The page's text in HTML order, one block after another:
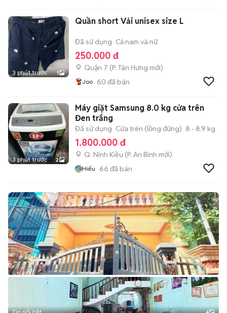
3 phút trước 1
Quần short Vải unisex size L
Đã sử dụng Cả nam và nữ
250.000 đ
Quận 7 (P. Tân Hưng mới)
Joo 60 đã bán
3 phút trước 2
Máy giặt Samsung 8.0 kg cửa trên
Đen trắng
Đã sử dụng Cửa trên (lồng đứng) 8 - 8.9 kg
1.800.000 đ
Q. Ninh Kiều (P. An Bình mới)
Hiếu 66 đã bán